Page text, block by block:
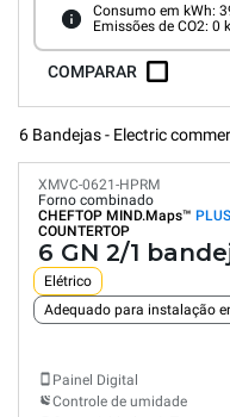
Consumo em kWh:
Emissões de CO2: 0
COMPARAR
6 Bandejas - Electric
XMVC-0621-HPRM
Forno combinado
CHEFTOP MIND.Maps™ PLUS
COUNTERTOP
6 GN 2/1
Elétrico
Painel Digital
Controle de umidade